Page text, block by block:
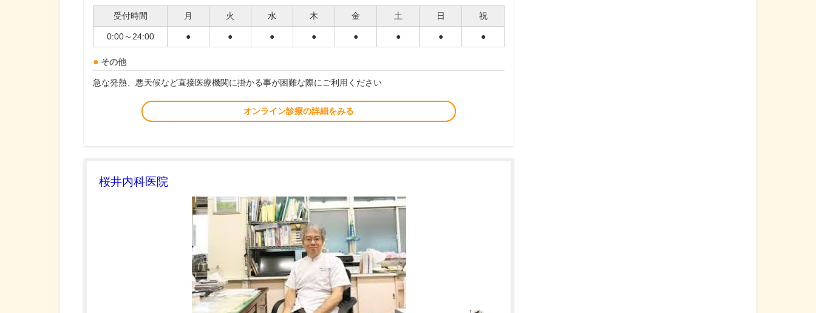
受付時間 月 火 水 木 金 土 日 祝
0:00～24:00 ● ● ● ● ● ● ● ●
その他
急な発熱、悪天候など直接医療機関に掛かる事が困難な際にご利用ください
オンライン診療の詳細をみる
桜井内科医院